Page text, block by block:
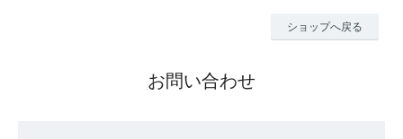
ショップへ戻る
お問い合わせ